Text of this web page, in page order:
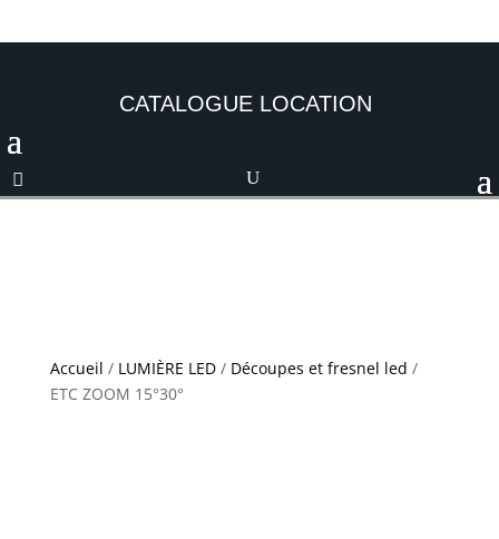
CATALOGUE LOCATION
Accueil / LUMIÈRE LED/ Découpes et fresnel led /
ETC ZOOM 15°30°